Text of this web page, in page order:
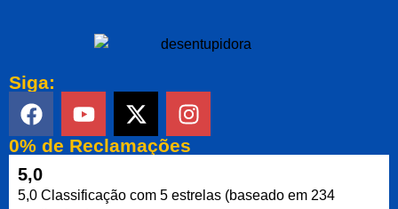
Siga:
0% de Reclamações
5,0
5,0 Classificação com 5 estrelas (baseado em 234